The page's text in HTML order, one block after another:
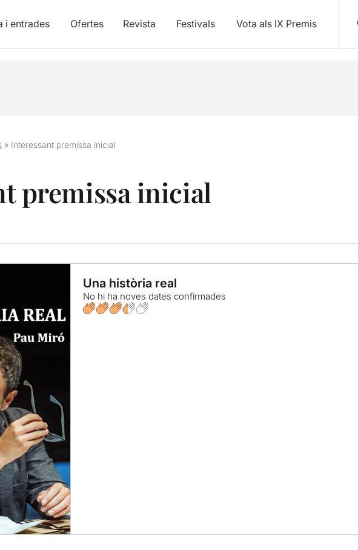
i entrades Ofertes Revista Festivals Vota als IX Premis
» Interessant premissa inicial
premissa inicial
Una història real
No hi ha noves dates confirmades